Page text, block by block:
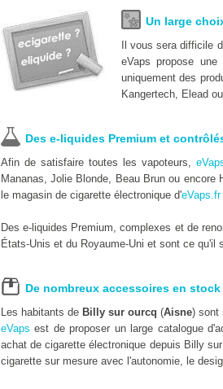
Un large
Il vous sera difficile
eVaps propose
uniquement des
Kangertech, Elead
Des e-liquides Premium et
Afin de satisfaire toutes les vapoteurs,
Mananas, Jolie Blonde, Beau Brun ou
le magasin de cigarette électronique d'eVaps.fr
Des e-liquides Premium, complexes et de
États-Unis et du Royaume-Uni et sont ce qu'il
De nombreux accessoires en stock
Les habitants de Billy sur ourcq (Aisne) sont
eVaps est de proposer un large catalogue
achat de cigarette électronique depuis Billy
cigarette sur mesure avec l'autonomie, le